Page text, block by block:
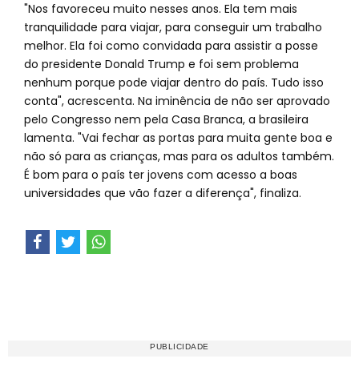
"Nos favoreceu muito nesses anos. Ela tem mais
tranquilidade para viajar, para conseguir um trabalho
melhor. Ela foi como convidada para assistir a posse
do presidente Donald Trump e foi sem problema
nenhum porque pode viajar dentro do país. Tudo isso
conta", acrescenta. Na iminência de não ser aprovado
pelo Congresso nem pela Casa Branca, a brasileira
lamenta. "Vai fechar as portas para muita gente boa e
não só para as crianças, mas para os adultos também.
É bom para o país ter jovens com acesso a boas
universidades que vão fazer a diferença", finaliza.